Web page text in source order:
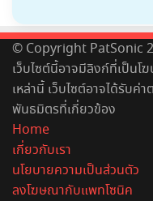
© Copyright PatSonic
เว็บไซต์นี้อาจมีลิงก์ที่เป็น
เหล่านี้ เว็บไซต์อาจได้รับ
พันธมิตรที่เกี่ยวข้อง
Home
เกี่ยวกับเรา
นโยบายความเป็นส่วนตัว
ลงโฆษณากับแพทโซนิค